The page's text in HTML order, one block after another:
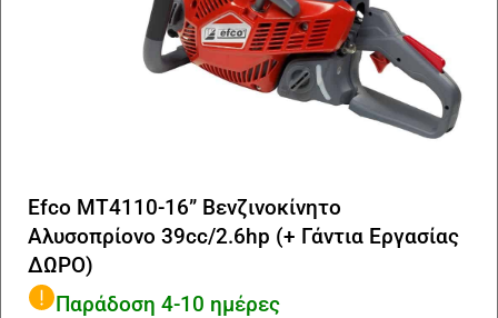
Efco MT4110-16” Βενζινοκίνητο
Αλυσοπρίονο 39cc/2.6hp (+ Γάντια Εργασίας
ΔΩΡΟ)
Παράδοση 4-10 ημέρες